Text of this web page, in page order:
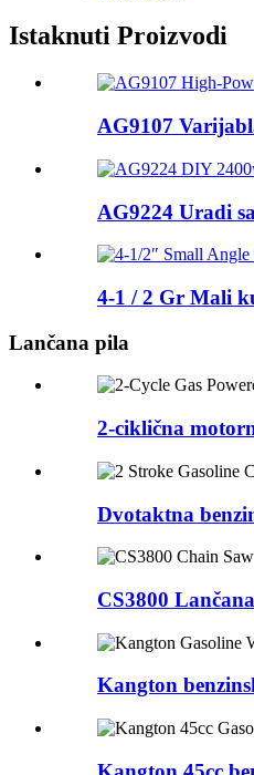
Istaknuti Proizvodi
AG9107
AG9224 Uradi
4-1 / 2 Gr Mali
Lančana pila
2-ciklična
Dvotaktna
CS3800
Kangton